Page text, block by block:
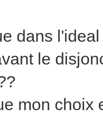
dans
le
mon choix